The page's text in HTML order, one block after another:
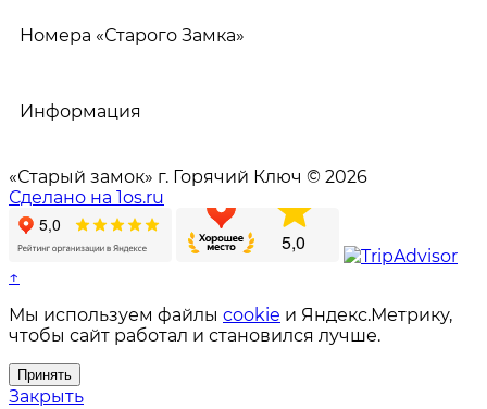
Номера «Старого Замка»
Информация
«Старый замок» г. Горячий Ключ © 2026
Сделано на 1os.ru
↑
Мы используем файлы cookie и Яндекс.Метрику,
чтобы сайт работал и становился лучше.
Принять
Закрыть